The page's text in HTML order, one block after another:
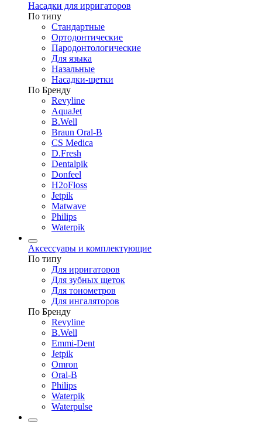
Насадки для ирригаторов
По типу
Стандартные
Ортодонтические
Пародонтологические
Для языка
Назальные
Насадки-щетки
По Бренду
Revyline
AquaJet
B.Well
Braun Oral-B
CS Medica
D.Fresh
Dentalpik
Donfeel
H2oFloss
Jetpik
Matwave
Philips
Waterpik
Аксессуары и комплектующие
По типу
Для ирригаторов
Для зубных щеток
Для тонометров
Для ингаляторов
По Бренду
Revyline
B.Well
Emmi-Dent
Jetpik
Omron
Oral-B
Philips
Waterpik
Waterpulse